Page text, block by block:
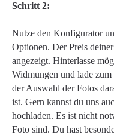
Schritt 2:
Nutze den Konfigurator
Optionen. Der Preis
angezeigt. Hinterlasse
Widmungen und lade
der Auswahl der Fotos
ist. Gern kannst du uns
hochladen. Es ist nicht
Foto sind. Du hast